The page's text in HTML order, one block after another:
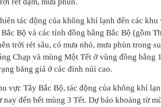
tác động của không khí lạnh đến các
Bộ và các tỉnh đồng bằng Bắc Bộ (gồm
trời rét sâu, có mưa nhỏ, mưa phùn trong
Chạp và mùng Một Tết ở vùng đồng bằng
băng giá ở các đỉnh núi cao.
vực Tây Bắc Bộ, tác động của không khí
nay đến hết mùng 3 Tết. Dự báo khoảng từ